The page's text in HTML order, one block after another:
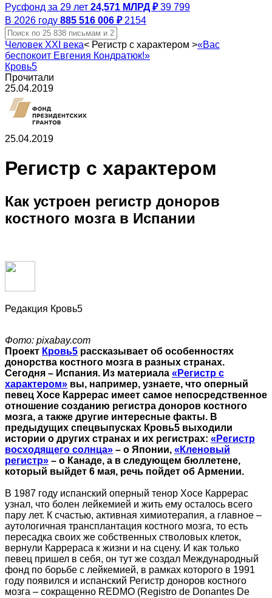
Русфонд за 29 лет 24,571 МЛРД ₽ 39 799
В 2026 году 885 516 006 ₽ 2154
Человек ХХI века< Регистр с характером >«Вас
беспокоит Евгения Кондратюк!»
Кровь5
Прочитали
25.04.2019
25.04.2019
Регистр с характером
Как устроен регистр доноров
костного мозга в Испании
Редакция Кровь5
Фото: pixabay.com
Проект Кровь5 рассказывает об особенностях
донорства костного мозга в разных странах.
Сегодня – Испания. Из материала «Регистр с
характером» вы, например, узнаете, что оперный
певец Хосе Каррерас имеет самое непосредственное
отношение созданию регистра доноров костного
мозга, а также другие интересные факты. В
предыдущих спецвыпусках Кровь5 выходили
истории о других странах и их регистрах: «Регистр
восходящего солнца» – о Японии, «Кленовый
регистр» – о Канаде, а в следующем бюллетене,
который выйдет 6 мая, речь пойдет об Армении.
В 1987 году испанский оперный тенор Хосе Каррерас
узнал, что болен лейкемией и жить ему осталось всего
пару лет. К счастью, активная химиотерапия, а главное –
аутологичная трансплантация костного мозга, то есть
пересадка своих же собственных стволовых клеток,
вернули Каррераса к жизни и на сцену. И как только
певец пришел в себя, он тут же создал Международный
фонд по борьбе с лейкемией, в рамках которого в 1991
году появился и испанский Регистр доноров костного
мозга – сокращенно REDMO (Registro de Donantes De